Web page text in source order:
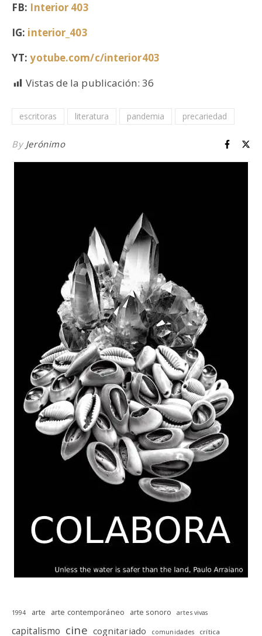
FB: Interior 403
IG: interior_403
YT: yotube.com/c/interior403
Vistas de la publicación: 36
escritoras literatura pandemia precariedad
By Jerónimo
1994 arte arte contemporáneo arte sonoro artes vivas
capitalismo cine cognitariado comunidades crítica